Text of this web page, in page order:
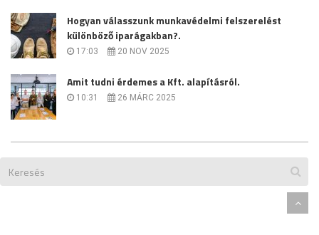
Hogyan válasszunk munkavédelmi felszerelést
különböző iparágakban?.
17:03 20 NOV 2025
Amit tudni érdemes a Kft. alapításról.
10:31 26 MÁRC 2025